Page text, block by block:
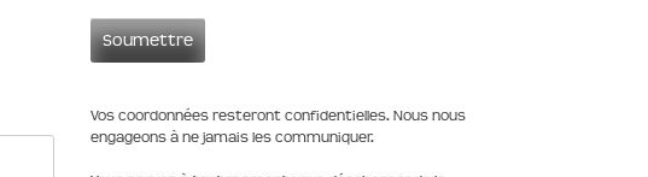
Vos coordonnées resteront confidentielles. Nous nous
engageons à ne jamais les communiquer.